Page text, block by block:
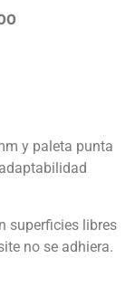
y paleta punta
superficies libres
no se adhiera.